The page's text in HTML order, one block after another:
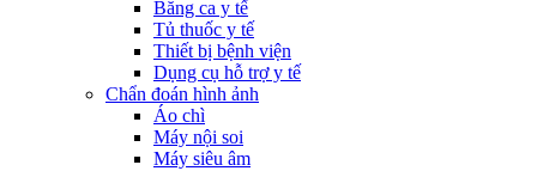
Băng ca y tế
Tủ thuốc y tế
Thiết bị bệnh viện
Dụng cụ hỗ trợ y tế
Chẩn đoán hình ảnh
Áo chì
Máy nội soi
Máy siêu âm